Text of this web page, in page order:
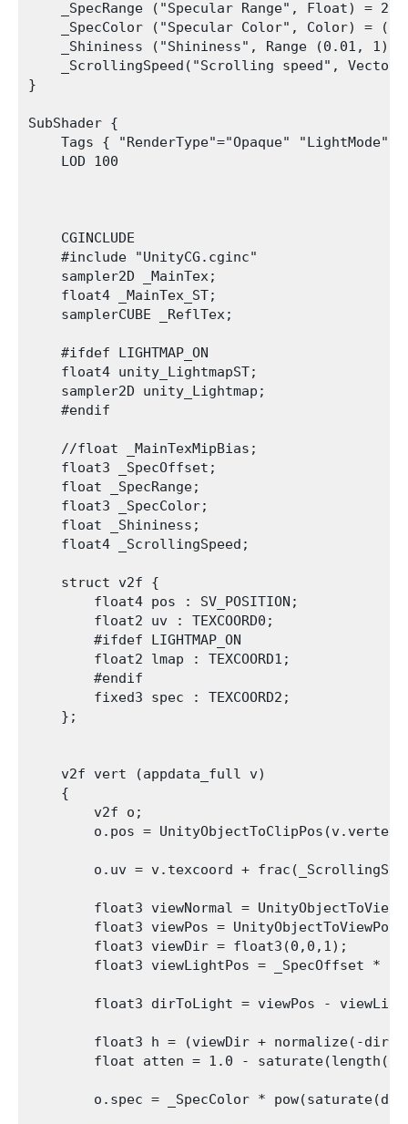
    _SpecRange ("Specular Range", Float) = 20
_SpecColor ("Specular Color", Color) =
_Shininess ("Shininess", Range (0.01, 1))
_ScrollingSpeed("Scrolling speed",
}
SubShader {
Tags { "RenderType"="Opaque"
    LOD 100
    CGINCLUDE
    #include "UnityCG.cginc"
    sampler2D _MainTex;
    float4 _MainTex_ST;
    samplerCUBE _ReflTex;
    #ifdef LIGHTMAP_ON
    float4 unity_LightmapST;
    sampler2D unity_Lightmap;
    #endif
    //float _MainTexMipBias;
    float3 _SpecOffset;
    float _SpecRange;
    float3 _SpecColor;
    float _Shininess;
    float4 _ScrollingSpeed;
    struct v2f {
        float4 pos : SV_POSITION;
        float2 uv : TEXCOORD0;
        #ifdef LIGHTMAP_ON
        float2 lmap : TEXCOORD1;
        #endif
        fixed3 spec : TEXCOORD2;
    };
    v2f vert (appdata_full v)
    {
        v2f o;
o.pos =
o.uv = v.texcoord +
float3 viewNormal =
float3 viewPos =
        float3 viewDir = float3(0,0,1);
float3 viewLightPos = _SpecOffset *
float3 dirToLight = viewPos -
float3 h = (viewDir + normalize(-
float atten = 1.0 -
o.spec = _SpecColor *